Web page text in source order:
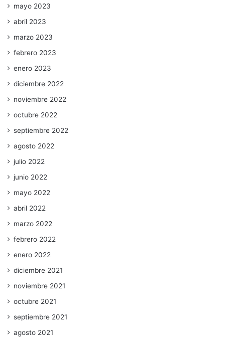
mayo 2023
abril 2023
marzo 2023
febrero 2023
enero 2023
diciembre 2022
noviembre 2022
octubre 2022
septiembre 2022
agosto 2022
julio 2022
junio 2022
mayo 2022
abril 2022
marzo 2022
febrero 2022
enero 2022
diciembre 2021
noviembre 2021
octubre 2021
septiembre 2021
agosto 2021